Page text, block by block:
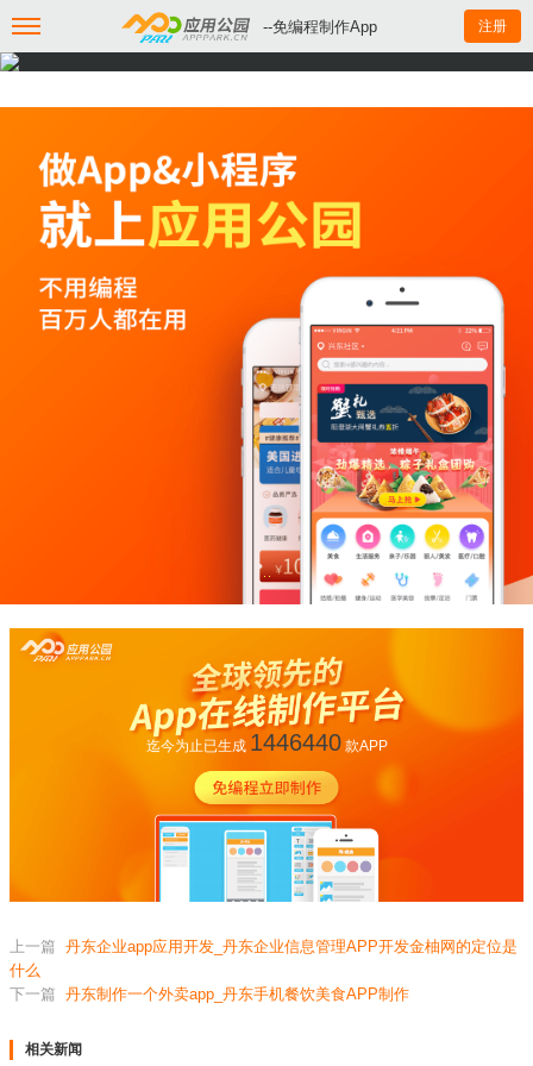
--免编程制作App 注册
迄今为止已生成 1446440款APP
上一篇 丹东企业app应用开发_丹东企业信息管理APP开发金柚网的定位是
什么
下一篇 丹东制作一个外卖app_丹东手机餐饮美食APP制作
相关新闻